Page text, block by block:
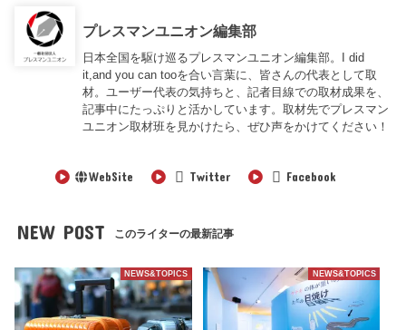
プレスマンユニオン編集部
日本全国を駆け巡るプレスマンユニオン編集部。I did
it,and you can tooを合い言葉に、皆さんの代表として取
材。ユーザー代表の気持ちと、記者目線での取材成果を、
記事中にたっぷりと活かしています。取材先でプレスマン
ユニオン取材班を見かけたら、ぜひ声をかけてください！
WebSite Twitter Facebook
NEW POST このライターの最新記事
NEWS&TOPICS NEWS&TOPICS